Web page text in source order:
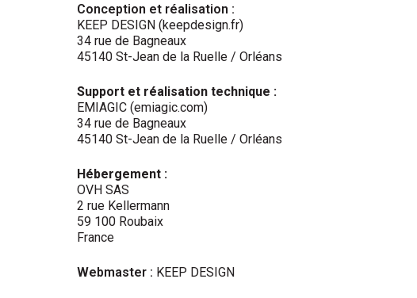
Conception et réalisation :
KEEP DESIGN (keepdesign.fr)
34 rue de Bagneaux
45140 St-Jean de la Ruelle / Orléans
Support et réalisation technique :
EMIAGIC (emiagic.com)
34 rue de Bagneaux
45140 St-Jean de la Ruelle / Orléans
Hébergement :
OVH SAS
2 rue Kellermann
59 100 Roubaix
France
Webmaster : KEEP DESIGN